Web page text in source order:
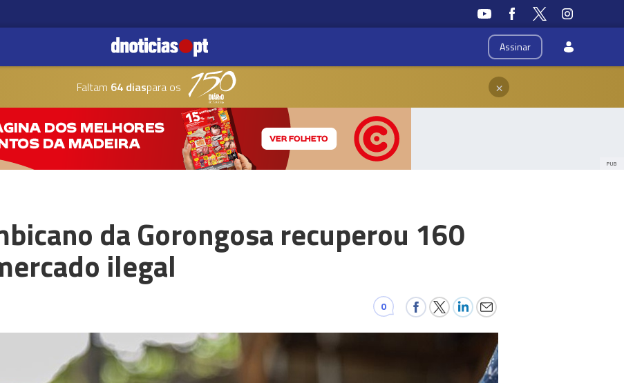
Assinar
Faltam 64 diaspara os ×
PUB
da Gorongosa recuperou 160
ilegal
0